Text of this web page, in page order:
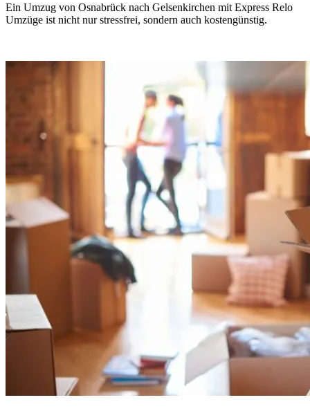
Ein Umzug von Osnabrück nach Gelsenkirchen mit Express Relo
Umzüge ist nicht nur stressfrei, sondern auch kostengünstig.